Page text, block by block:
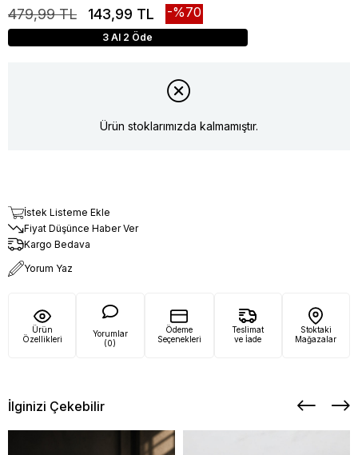
479,99 TL 143,99 TL 70
3 Al 2 Öde
Ürün stoklarımızda kalmamıştır.
İstek Listeme Ekle
Fiyat Düşünce Haber Ver
Kargo Bedava
Yorum Yaz
Ürün
Özellikleri
Yorumlar
(0)
Ödeme
Seçenekleri
Teslimat
ve İade
Stoktaki
Mağazalar
İlginizi Çekebilir